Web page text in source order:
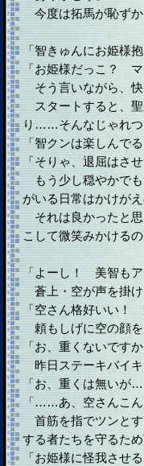
今度は拓馬が恥ずか
「智きゅんにお姫様
「お姫様だっこ？ マ
そう言いながら、快
スタートすると、聖
り……そんなじゃれつ
「智クンは楽しんで
「そりゃ、退屈はさ
もう少し穏やかでも
がいる日常はかけがえ
それは良かったと思
こして微笑みかける
「よーし！ 美智もア
蒼上・空が声を掛け
「空さん格好いい！
頼もしげに空の顔を
「お、重くないです
昨日ステーキバイキ
「お、重くは無いが
「……あ、空さんこん
首筋を指でツンとす
する者たちを守るた
「お姫様に怪我させ